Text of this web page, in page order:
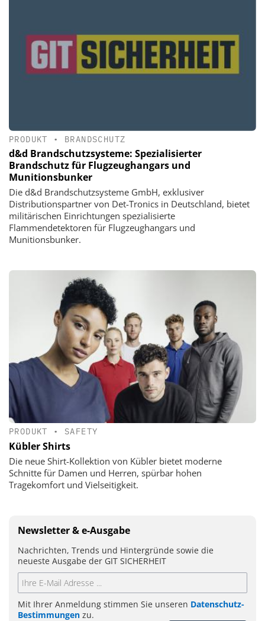
PRODUKT • BRANDSCHUTZ
d&d Brandschutzsysteme: Spezialisierter
Brandschutz für Flugzeughangars und
Munitionsbunker
Die d&d Brandschutzsysteme GmbH, exklusiver
Distributionspartner von Det-Tronics in Deutschland, bietet
militärischen Einrichtungen spezialisierte
Flammendetektoren für Flugzeughangars und
Munitionsbunker.
PRODUKT • SAFETY
Kübler Shirts
Die neue Shirt-Kollektion von Kübler bietet moderne
Schnitte für Damen und Herren, spürbar hohen
Tragekomfort und Vielseitigkeit.
Newsletter & e-Ausgabe
Nachrichten, Trends und Hintergründe sowie die
neueste Ausgabe der GIT SICHERHEIT
Mit Ihrer Anmeldung stimmen Sie unseren Datenschutz-
Bestimmungen zu.